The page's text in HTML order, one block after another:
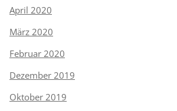
April 2020
März 2020
Februar 2020
Dezember 2019
Oktober 2019